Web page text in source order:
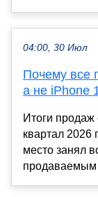
04:00, 30 Июл
Почему все
а не iPhone
Итоги
квартал 2026
место занял
продаваемым